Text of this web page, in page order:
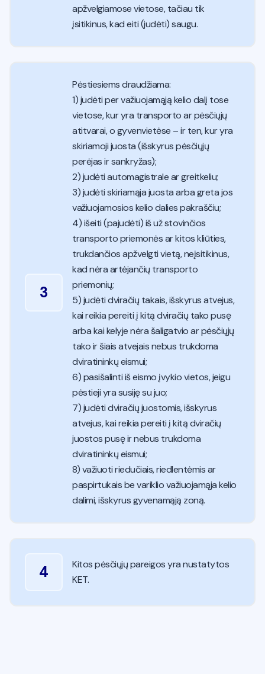
apžvelgiamose vietose, tačiau tik
įsitikinus, kad eiti (judėti) saugu.
3
Pėstiesiems draudžiama:
1) judėti per važiuojamąją kelio dalį tose
vietose, kur yra transporto ar pėsčiųjų
atitvarai, o gyvenvietėse – ir ten, kur yra
skiriamoji juosta (išskyrus pėsčiųjų
perėjas ir sankryžas);
2) judėti automagistrale ar greitkeliu;
3) judėti skiriamąja juosta arba greta jos
važiuojamosios kelio dalies pakraščiu;
4) išeiti (pajudėti) iš už stovinčios
transporto priemonės ar kitos kliūties,
trukdančios apžvelgti vietą, neįsitikinus,
kad nėra artėjančių transporto
priemonių;
5) judėti dviračių takais, išskyrus atvejus,
kai reikia pereiti į kitą dviračių tako pusę
arba kai kelyje nėra šaligatvio ar pėsčiųjų
tako ir šiais atvejais nebus trukdoma
dviratininkų eismui;
6) pasišalinti iš eismo įvykio vietos, jeigu
pėstieji yra susiję su juo;
7) judėti dviračių juostomis, išskyrus
atvejus, kai reikia pereiti į kitą dviračių
juostos pusę ir nebus trukdoma
dviratininkų eismui;
8) važiuoti riedučiais, riedlentėmis ar
paspirtukais be variklio važiuojamąja kelio
dalimi, išskyrus gyvenamąją zoną.
4
Kitos pėsčiųjų pareigos yra nustatytos
KET.